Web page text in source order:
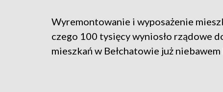
Wyremontowanie i wyposażenie
czego 100 tysięcy wyniosło rządowe
mieszkań w Bełchatowie już niebawem